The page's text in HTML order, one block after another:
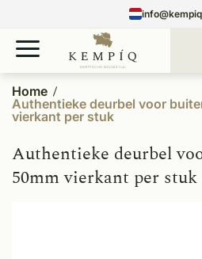
Home
Authentieke deurbel voor
vierkant per stuk
Authentieke deurbel
50mm vierkant per stuk